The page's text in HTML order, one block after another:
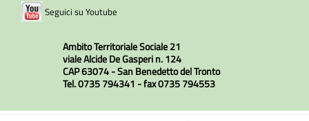
Seguici su Youtube
Ambito Territoriale Sociale 21
viale Alcide De Gasperi n. 124
CAP 63074 - San Benedetto del Tronto
Tel. 0735 794341 - fax 0735 794553